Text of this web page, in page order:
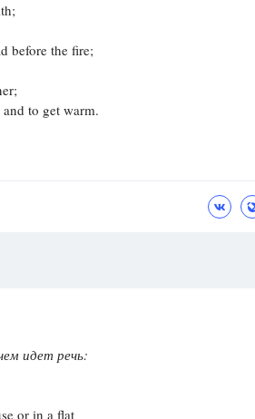
before the fire;
to get warm.
идет речь:
or in a flat